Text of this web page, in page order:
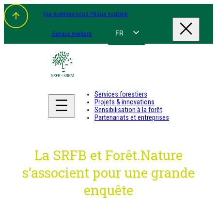
Aller
au
contenu
Qui sommes-nous ?Nous soutenir
Espace membre FR
DE
Services forestiers
Projets & innovations
Sensibilisation à la forêt
Partenariats et entreprises
La SRFB et Forêt.Nature
s’associent pour une grande
enquête